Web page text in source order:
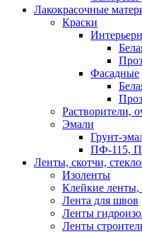
Лакокрасочные
Краски
Фасадные
Растворители,
Эмали
Грунт-
ПФ-115,
Ленты, скотчи,
Изоленты
Клейкие ленты,
Лента для швов
Ленты
Ленты